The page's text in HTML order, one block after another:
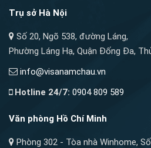
Trụ sở Hà Nội
Số 20, Ngõ 538, đường Láng,
Phường Láng Hạ, Quận Đống Đa,
info@visanamchau.vn
Hotline 24/7: 0904 809 589
Văn phòng Hồ Chí Minh
Phòng 302 - Tòa nhà Winhome,